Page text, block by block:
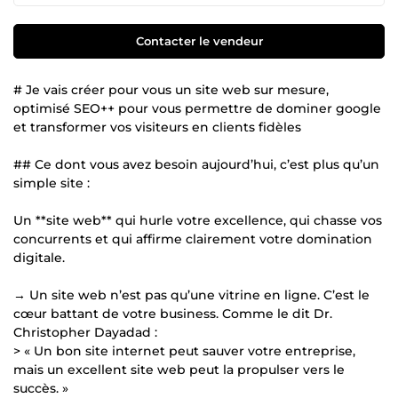
Contacter le vendeur
# Je vais créer pour vous un site web sur mesure,
optimisé SEO++ pour vous permettre de dominer google
et transformer vos visiteurs en clients fidèles
## Ce dont vous avez besoin aujourd’hui, c’est plus qu’un
simple site :
Un **site web** qui hurle votre excellence, qui chasse vos
concurrents et qui affirme clairement votre domination
digitale.
→ Un site web n’est pas qu’une vitrine en ligne. C’est le
cœur battant de votre business. Comme le dit Dr.
Christopher Dayadad :
> « Un bon site internet peut sauver votre entreprise,
mais un excellent site web peut la propulser vers le
succès. »